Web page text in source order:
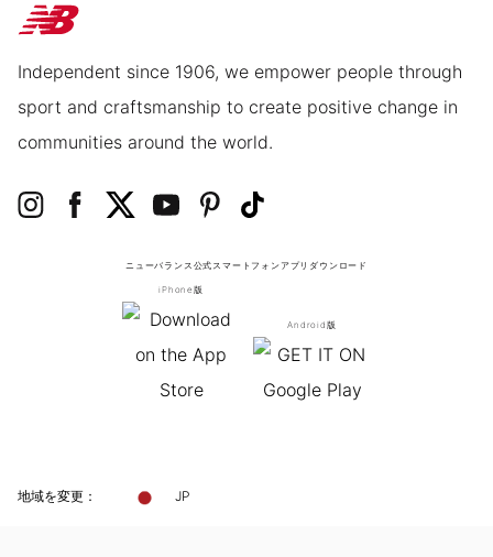
Independent since 1906, we empower people through
sport and craftsmanship to create positive change in
communities around the world.
ニューバランス公式スマートフォンアプリ ダウンロード
iPhone版
Android版
地域を変更： JP